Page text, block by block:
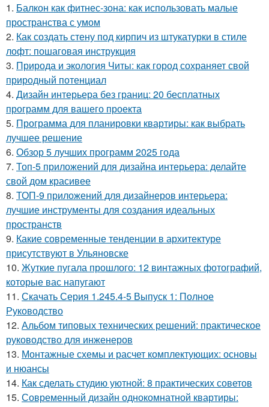
1. Балкон как фитнес-зона: как использовать малые
пространства с умом
2. Как создать стену под кирпич из штукатурки в стиле
лофт: пошаговая инструкция
3. Природа и экология Читы: как город сохраняет свой
природный потенциал
4. Дизайн интерьера без границ: 20 бесплатных
программ для вашего проекта
5. Программа для планировки квартиры: как выбрать
лучшее решение
6. Обзор 5 лучших программ 2025 года
7. Топ-5 приложений для дизайна интерьера: делайте
свой дом красивее
8. ТОП-9 приложений для дизайнеров интерьера:
лучшие инструменты для создания идеальных
пространств
9. Какие современные тенденции в архитектуре
присутствуют в Ульяновске
10. Жуткие пугала прошлого: 12 винтажных фотографий,
которые вас напугают
11. Скачать Серия 1.245.4-5 Выпуск 1: Полное
Руководство
12. Альбом типовых технических решений: практическое
руководство для инженеров
13. Монтажные схемы и расчет комплектующих: основы
и нюансы
14. Как сделать студию уютной: 8 практических советов
15. Современный дизайн однокомнатной квартиры: